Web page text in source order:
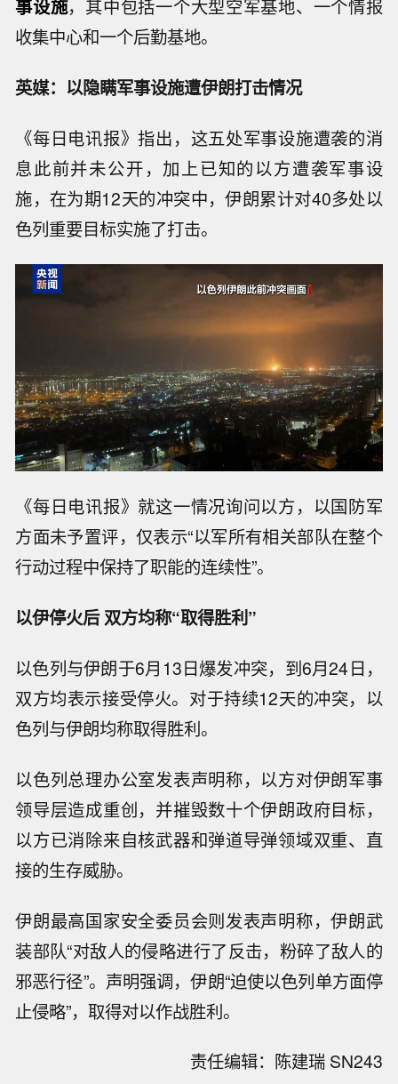
事设施，其中包括一个大型空军基地、一个情报
收集中心和一个后勤基地。
英媒：以隐瞒军事设施遭伊朗打击情况
《每日电讯报》指出，这五处军事设施遭袭的消
息此前并未公开，加上已知的以方遭袭军事设
施，在为期12天的冲突中，伊朗累计对40多处以
色列重要目标实施了打击。
《每日电讯报》就这一情况询问以方，以国防军
方面未予置评，仅表示“以军所有相关部队在整个
行动过程中保持了职能的连续性”。
以伊停火后 双方均称“取得胜利”
以色列与伊朗于6月13日爆发冲突，到6月24日，
双方均表示接受停火。对于持续12天的冲突，以
色列与伊朗均称取得胜利。
以色列总理办公室发表声明称，以方对伊朗军事
领导层造成重创，并摧毁数十个伊朗政府目标，
以方已消除来自核武器和弹道导弹领域双重、直
接的生存威胁。
伊朗最高国家安全委员会则发表声明称，伊朗武
装部队“对敌人的侵略进行了反击，粉碎了敌人的
邪恶行径”。声明强调，伊朗“迫使以色列单方面停
止侵略”，取得对以作战胜利。
责任编辑：陈建瑞 SN243